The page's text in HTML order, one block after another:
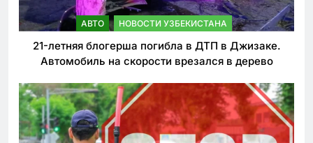
АВТО НОВОСТИ УЗБЕКИСТАНА
21-летняя блогерша погибла в ДТП в Джизаке.
Автомобиль на скорости врезался в дерево